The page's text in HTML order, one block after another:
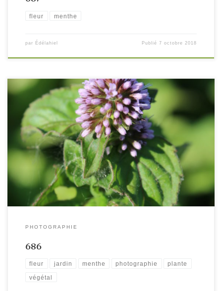
fleur menthe
par Édélahiel Publié7 octobre 2018
PHOTOGRAPHIE
686
fleur jardin menthe photographie plante
végétal